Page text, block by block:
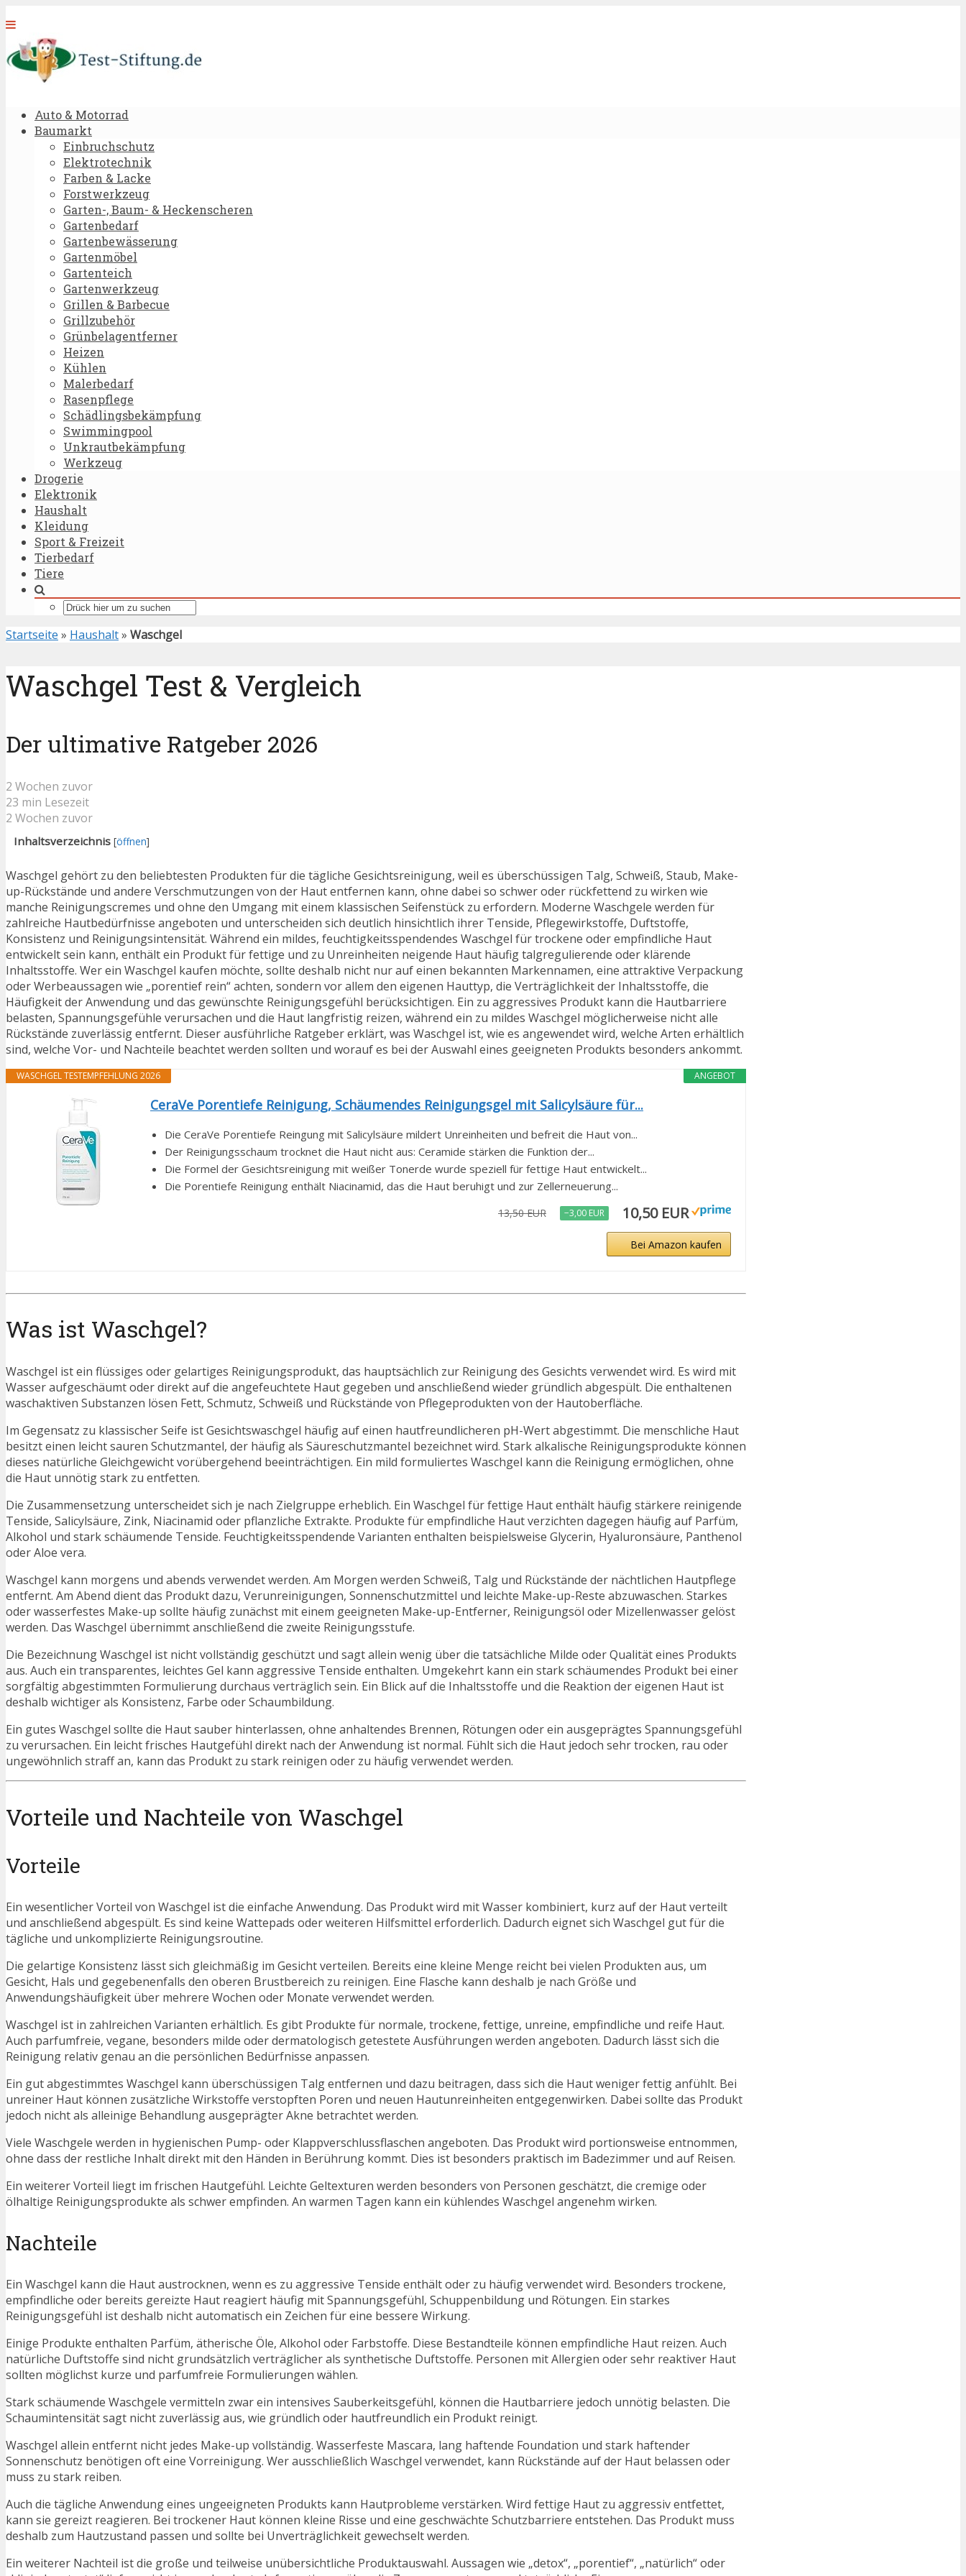
Auto & Motorrad
Baumarkt
Einbruchschutz
Elektrotechnik
Farben & Lacke
Forstwerkzeug
Garten-, Baum- & Heckenscheren
Gartenbedarf
Gartenbewässerung
Gartenmöbel
Gartenteich
Gartenwerkzeug
Grillen & Barbecue
Grillzubehör
Grünbelagentferner
Heizen
Kühlen
Malerbedarf
Rasenpflege
Schädlingsbekämpfung
Swimmingpool
Unkrautbekämpfung
Werkzeug
Drogerie
Elektronik
Haushalt
Kleidung
Sport & Freizeit
Tierbedarf
Tiere
Startseite » Haushalt» Waschgel
Waschgel Test & Vergleich
Der ultimative Ratgeber 2026
2 Wochen zuvor
23 min Lesezeit
2 Wochen zuvor
Inhaltsverzeichnis [öffnen]
Waschgel gehört zu den beliebtesten Produkten für die tägliche Gesichtsreinigung, weil es überschüssigen Talg, Schweiß, Staub, Make-
up-Rückstände und andere Verschmutzungen von der Haut entfernen kann, ohne dabei so schwer oder rückfettend zu wirken wie
manche Reinigungscremes und ohne den Umgang mit einem klassischen Seifenstück zu erfordern. Moderne Waschgele werden für
zahlreiche Hautbedürfnisse angeboten und unterscheiden sich deutlich hinsichtlich ihrer Tenside, Pflegewirkstoffe, Duftstoffe,
Konsistenz und Reinigungsintensität. Während ein mildes, feuchtigkeitsspendendes Waschgel für trockene oder empfindliche Haut
entwickelt sein kann, enthält ein Produkt für fettige und zu Unreinheiten neigende Haut häufig talgregulierende oder klärende
Inhaltsstoffe. Wer ein Waschgel kaufen möchte, sollte deshalb nicht nur auf einen bekannten Markennamen, eine attraktive Verpackung
oder Werbeaussagen wie „porentief rein“ achten, sondern vor allem den eigenen Hauttyp, die Verträglichkeit der Inhaltsstoffe, die
Häufigkeit der Anwendung und das gewünschte Reinigungsgefühl berücksichtigen. Ein zu aggressives Produkt kann die Hautbarriere
belasten, Spannungsgefühle verursachen und die Haut langfristig reizen, während ein zu mildes Waschgel möglicherweise nicht alle
Rückstände zuverlässig entfernt. Dieser ausführliche Ratgeber erklärt, was Waschgel ist, wie es angewendet wird, welche Arten erhältlich
sind, welche Vor- und Nachteile beachtet werden sollten und worauf es bei der Auswahl eines geeigneten Produkts besonders ankommt.
ANGEBOT
WASCHGEL TESTEMPFEHLUNG 2026
CeraVe Porentiefe Reinigung, Schäumendes Reinigungsgel mit Salicylsäure für...
Die CeraVe Porentiefe Reingung mit Salicylsäure mildert Unreinheiten und befreit die Haut von...
Der Reinigungsschaum trocknet die Haut nicht aus: Ceramide stärken die Funktion der...
Die Formel der Gesichtsreinigung mit weißer Tonerde wurde speziell für fettige Haut entwickelt...
Die Porentiefe Reinigung enthält Niacinamid, das die Haut beruhigt und zur Zellerneuerung...
13,50 EUR −3,00 EUR 10,50 EUR
Bei Amazon kaufen
Was ist Waschgel?
Waschgel ist ein flüssiges oder gelartiges Reinigungsprodukt, das hauptsächlich zur Reinigung des Gesichts verwendet wird. Es wird mit
Wasser aufgeschäumt oder direkt auf die angefeuchtete Haut gegeben und anschließend wieder gründlich abgespült. Die enthaltenen
waschaktiven Substanzen lösen Fett, Schmutz, Schweiß und Rückstände von Pflegeprodukten von der Hautoberfläche.
Im Gegensatz zu klassischer Seife ist Gesichtswaschgel häufig auf einen hautfreundlicheren pH-Wert abgestimmt. Die menschliche Haut
besitzt einen leicht sauren Schutzmantel, der häufig als Säureschutzmantel bezeichnet wird. Stark alkalische Reinigungsprodukte können
dieses natürliche Gleichgewicht vorübergehend beeinträchtigen. Ein mild formuliertes Waschgel kann die Reinigung ermöglichen, ohne
die Haut unnötig stark zu entfetten.
Die Zusammensetzung unterscheidet sich je nach Zielgruppe erheblich. Ein Waschgel für fettige Haut enthält häufig stärkere reinigende
Tenside, Salicylsäure, Zink, Niacinamid oder pflanzliche Extrakte. Produkte für empfindliche Haut verzichten dagegen häufig auf Parfüm,
Alkohol und stark schäumende Tenside. Feuchtigkeitsspendende Varianten enthalten beispielsweise Glycerin, Hyaluronsäure, Panthenol
oder Aloe vera.
Waschgel kann morgens und abends verwendet werden. Am Morgen werden Schweiß, Talg und Rückstände der nächtlichen Hautpflege
entfernt. Am Abend dient das Produkt dazu, Verunreinigungen, Sonnenschutzmittel und leichte Make-up-Reste abzuwaschen. Starkes
oder wasserfestes Make-up sollte häufig zunächst mit einem geeigneten Make-up-Entferner, Reinigungsöl oder Mizellenwasser gelöst
werden. Das Waschgel übernimmt anschließend die zweite Reinigungsstufe.
Die Bezeichnung Waschgel ist nicht vollständig geschützt und sagt allein wenig über die tatsächliche Milde oder Qualität eines Produkts
aus. Auch ein transparentes, leichtes Gel kann aggressive Tenside enthalten. Umgekehrt kann ein stark schäumendes Produkt bei einer
sorgfältig abgestimmten Formulierung durchaus verträglich sein. Ein Blick auf die Inhaltsstoffe und die Reaktion der eigenen Haut ist
deshalb wichtiger als Konsistenz, Farbe oder Schaumbildung.
Ein gutes Waschgel sollte die Haut sauber hinterlassen, ohne anhaltendes Brennen, Rötungen oder ein ausgeprägtes Spannungsgefühl
zu verursachen. Ein leicht frisches Hautgefühl direkt nach der Anwendung ist normal. Fühlt sich die Haut jedoch sehr trocken, rau oder
ungewöhnlich straff an, kann das Produkt zu stark reinigen oder zu häufig verwendet werden.
Vorteile und Nachteile von Waschgel
Vorteile
Ein wesentlicher Vorteil von Waschgel ist die einfache Anwendung. Das Produkt wird mit Wasser kombiniert, kurz auf der Haut verteilt
und anschließend abgespült. Es sind keine Wattepads oder weiteren Hilfsmittel erforderlich. Dadurch eignet sich Waschgel gut für die
tägliche und unkomplizierte Reinigungsroutine.
Die gelartige Konsistenz lässt sich gleichmäßig im Gesicht verteilen. Bereits eine kleine Menge reicht bei vielen Produkten aus, um
Gesicht, Hals und gegebenenfalls den oberen Brustbereich zu reinigen. Eine Flasche kann deshalb je nach Größe und
Anwendungshäufigkeit über mehrere Wochen oder Monate verwendet werden.
Waschgel ist in zahlreichen Varianten erhältlich. Es gibt Produkte für normale, trockene, fettige, unreine, empfindliche und reife Haut.
Auch parfumfreie, vegane, besonders milde oder dermatologisch getestete Ausführungen werden angeboten. Dadurch lässt sich die
Reinigung relativ genau an die persönlichen Bedürfnisse anpassen.
Ein gut abgestimmtes Waschgel kann überschüssigen Talg entfernen und dazu beitragen, dass sich die Haut weniger fettig anfühlt. Bei
unreiner Haut können zusätzliche Wirkstoffe verstopften Poren und neuen Hautunreinheiten entgegenwirken. Dabei sollte das Produkt
jedoch nicht als alleinige Behandlung ausgeprägter Akne betrachtet werden.
Viele Waschgele werden in hygienischen Pump- oder Klappverschlussflaschen angeboten. Das Produkt wird portionsweise entnommen,
ohne dass der restliche Inhalt direkt mit den Händen in Berührung kommt. Dies ist besonders praktisch im Badezimmer und auf Reisen.
Ein weiterer Vorteil liegt im frischen Hautgefühl. Leichte Geltexturen werden besonders von Personen geschätzt, die cremige oder
ölhaltige Reinigungsprodukte als schwer empfinden. An warmen Tagen kann ein kühlendes Waschgel angenehm wirken.
Nachteile
Ein Waschgel kann die Haut austrocknen, wenn es zu aggressive Tenside enthält oder zu häufig verwendet wird. Besonders trockene,
empfindliche oder bereits gereizte Haut reagiert häufig mit Spannungsgefühl, Schuppenbildung und Rötungen. Ein starkes
Reinigungsgefühl ist deshalb nicht automatisch ein Zeichen für eine bessere Wirkung.
Einige Produkte enthalten Parfüm, ätherische Öle, Alkohol oder Farbstoffe. Diese Bestandteile können empfindliche Haut reizen. Auch
natürliche Duftstoffe sind nicht grundsätzlich verträglicher als synthetische Duftstoffe. Personen mit Allergien oder sehr reaktiver Haut
sollten möglichst kurze und parfumfreie Formulierungen wählen.
Stark schäumende Waschgele vermitteln zwar ein intensives Sauberkeitsgefühl, können die Hautbarriere jedoch unnötig belasten. Die
Schaumintensität sagt nicht zuverlässig aus, wie gründlich oder hautfreundlich ein Produkt reinigt.
Waschgel allein entfernt nicht jedes Make-up vollständig. Wasserfeste Mascara, lang haftende Foundation und stark haftender
Sonnenschutz benötigen oft eine Vorreinigung. Wer ausschließlich Waschgel verwendet, kann Rückstände auf der Haut belassen oder
muss zu stark reiben.
Auch die tägliche Anwendung eines ungeeigneten Produkts kann Hautprobleme verstärken. Wird fettige Haut zu aggressiv entfettet,
kann sie gereizt reagieren. Bei trockener Haut können kleine Risse und eine geschwächte Schutzbarriere entstehen. Das Produkt muss
deshalb zum Hautzustand passen und sollte bei Unverträglichkeit gewechselt werden.
Ein weiterer Nachteil ist die große und teilweise unübersichtliche Produktauswahl. Aussagen wie „detox“, „porentief“, „natürlich“ oder